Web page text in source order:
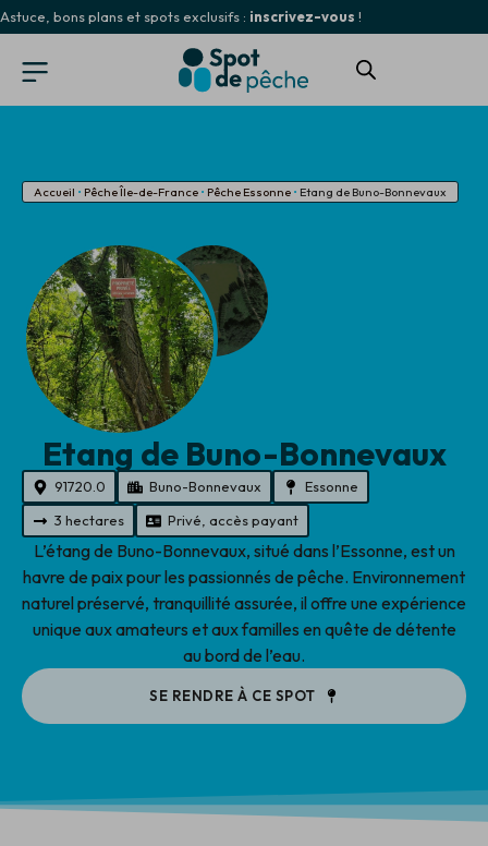
Astuce, bons plans et spots exclusifs : inscrivez-vous !
Accueil • Pêche Île-de-France • Pêche Essonne • Etang de Buno-Bonnevaux
Etang de Buno-Bonnevaux
91720.0 Buno-Bonnevaux
Essonne
3 hectares
Privé, accès payant
L’étang de Buno-Bonnevaux, situé dans l’Essonne, est un
havre de paix pour les passionnés de pêche. Environnement
naturel préservé, tranquillité assurée, il offre une expérience
unique aux amateurs et aux familles en quête de détente
au bord de l’eau.
SE RENDRE À CE SPOT